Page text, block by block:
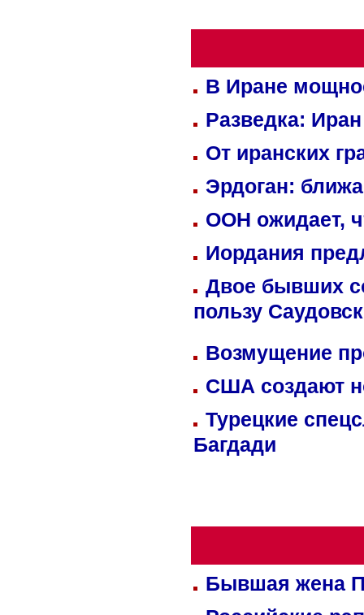
В Иране
Разведка:
От иранских
Эрдоган:
ООН ожидает,
Иордания
Двое бывших
пользу
Возмущение
США создают
Турецкие
Багдади
Бывшая жена